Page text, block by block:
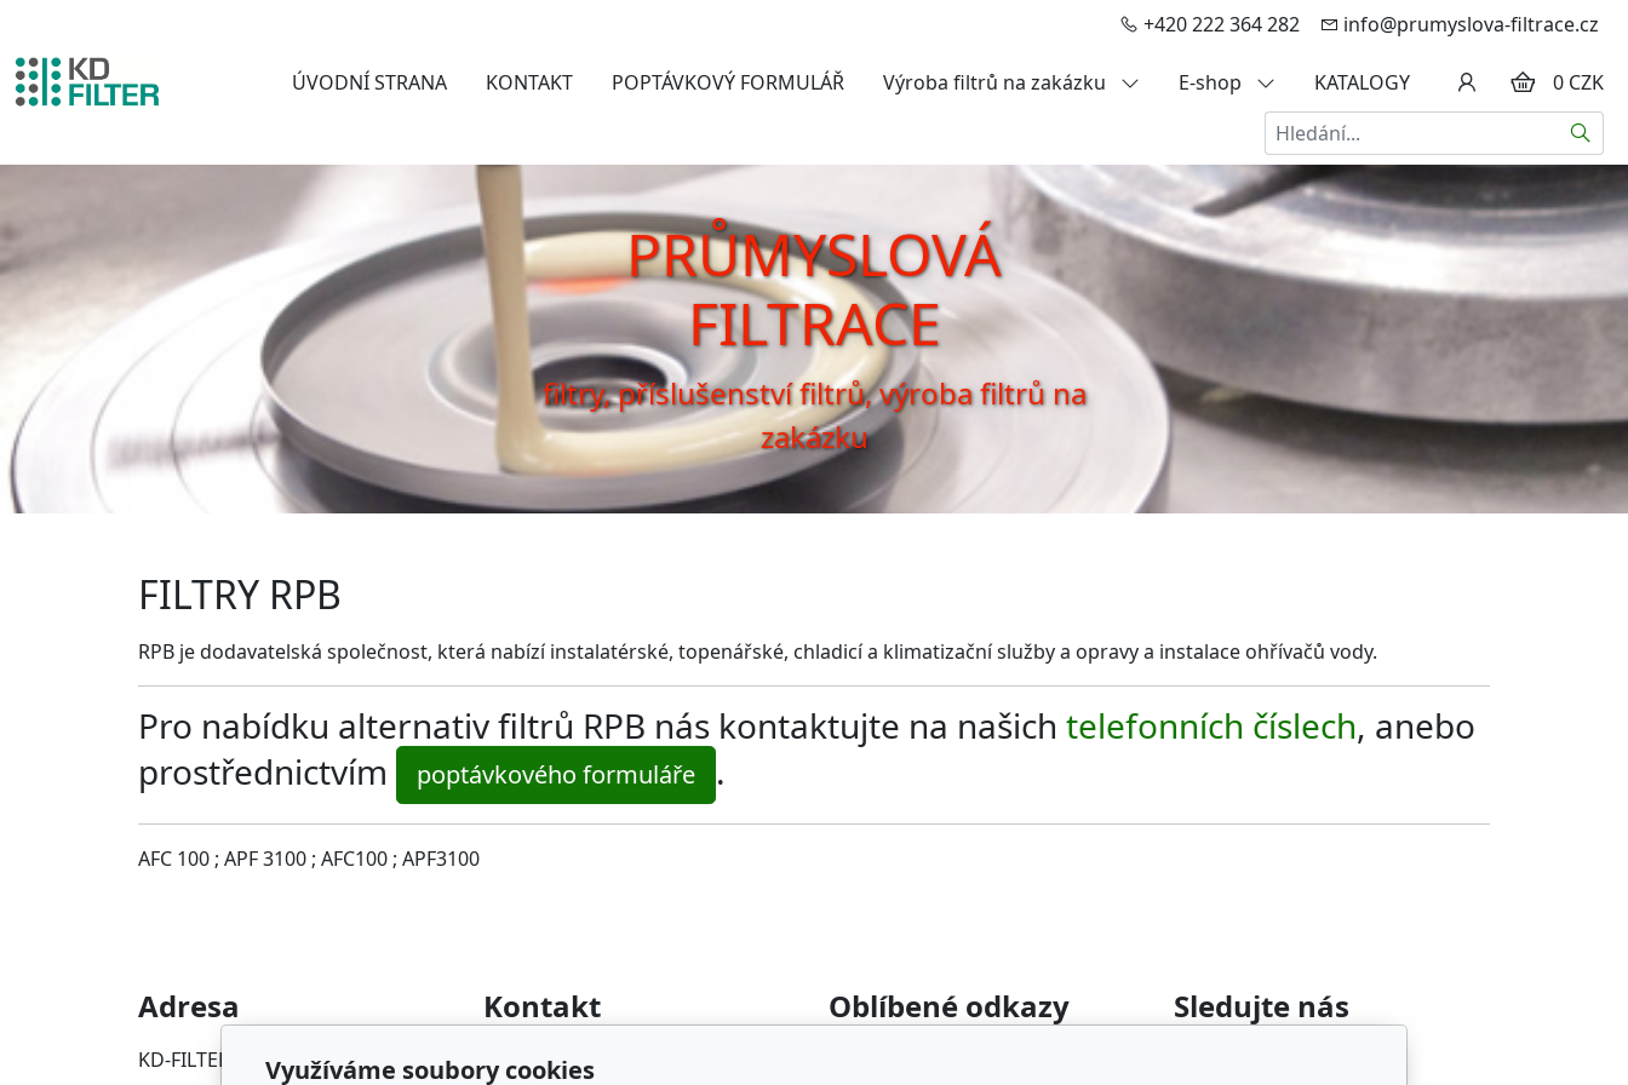
+420 222 364 282 info@prumyslova-filtrace.cz
ÚVODNÍ STRANA KONTAKT POPTÁVKOVÝ FORMULÁŘ Výroba filtrů na zakázku E-shop KATALOGY
0 CZK
Hledat
PRŮMYSLOVÁ
FILTRACE
filtry, příslušenství filtrů, výroba filtrů na
zakázku
FILTRY RPB
RPB je dodavatelská společnost, která nabízí instalatérské, topenářské, chladicí a klimatizační služby a opravy a instalace ohřívačů vody.
Pro nabídku alternativ filtrů RPB nás kontaktujte na našich telefonních číslech, anebo
prostřednictvím
poptávkového formuláře .
AFC 100 ; APF 3100 ; AFC100 ; APF3100
Adresa
KD-FILTER, Průmyslová filtrace
Kontakt
info@prumyslova-filtrace.cz
Oblíbené odkazy Sledujte nás
Využíváme soubory cookies